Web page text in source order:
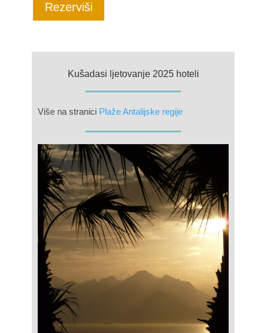
Rezerviši
Kušadasi ljetovanje 2025 hoteli
Više na stranici Plaže Antalijske regije